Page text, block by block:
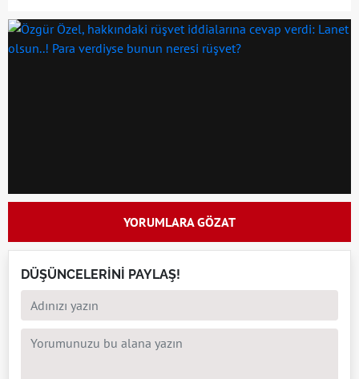
YORUMLARA GÖZAT
DÜŞÜNCELERİNİ PAYLAŞ!